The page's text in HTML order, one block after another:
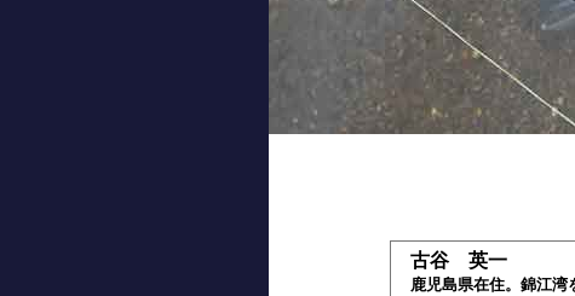
古谷 英一
鹿児島県在住。錦江